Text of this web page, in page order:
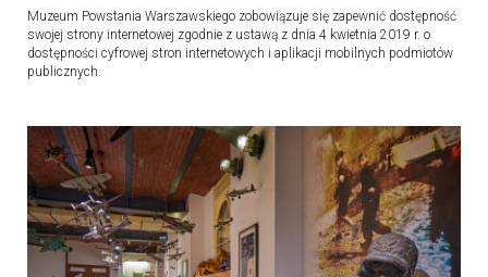
Muzeum Powstania Warszawskiego zobowiązuje się zapewnić dostępność
swojej strony internetowej zgodnie z ustawą z dnia 4 kwietnia 2019 r. o
dostępności cyfrowej stron internetowych i aplikacji mobilnych podmiotów
publicznych.